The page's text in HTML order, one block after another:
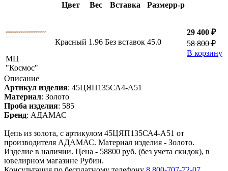
Цвет
Вес Вставка Размерр-р
МЦ
"Космос"
Красный 1.96 Без вставок 45.0
29 400 ₽
58 800 ₽
В корзину
Описание
Артикул изделия: 45ЦЯП135СА4-А51
Материал: Золото
Проба изделия: 585
Бренд: АДАМАС
Цепь из золота, с артикулом 45ЦЯП135СА4-А51 от
производителя АДАМАС. Материал изделия - Золото.
Изделие в наличии. Цена - 58800 руб. (без учета скидок), в
ювелирном магазине Рубин.